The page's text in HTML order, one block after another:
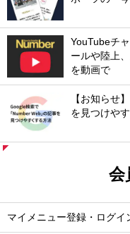
YouTubeチ
ールや陸上
を動画で
【お知らせ
を見つけや
会
マイメニュー登録・ログイ